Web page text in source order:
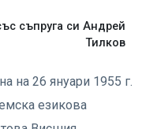
съпруга си Андрей
Тилков
на 26 януари 1955 г.
езикова